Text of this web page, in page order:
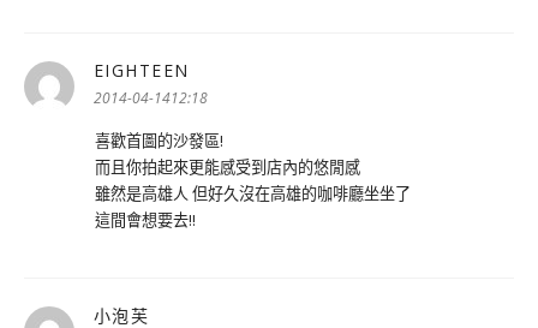
EIGHTEEN
示:
2014-04-1412:18
喜歡首圖的沙發區!
而且你拍起來更能感受到店內的悠閒感
雖然是高雄人 但好久沒在高雄的咖啡廳坐坐了
這間會想要去!!
小泡芙